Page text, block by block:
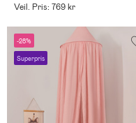
Veil. Pris: 769 kr
-28%
Superpris